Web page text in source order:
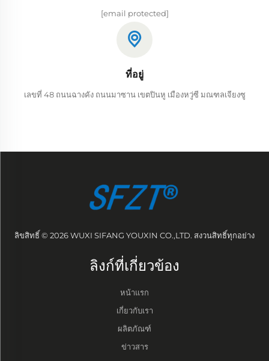
[email protected]
ที่อยู่
เลขที่ 48 ถนนฉางคัง ถนนมาซาน เขตปินหู เมืองหวู่ซี มณฑลเจียงซู
ลิขสิทธิ์ © 2026 WUXI SIFANG YOUXIN CO.,LTD. สงวนสิทธิ์ทุกอย่าง
ลิงก์ที่เกี่ยวข้อง
หน้าแรก
เกี่ยวกับเรา
ผลิตภัณฑ์
ข่าวสาร